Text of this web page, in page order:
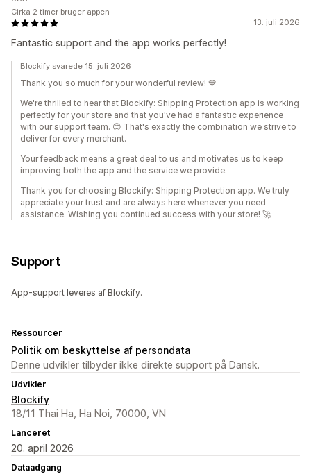
13. juli 2026
Fantastic support and the app works perfectly!
Cirka 2 timer bruger appen
Blockify svarede 15. juli 2026
Thank you so much for your wonderful review! 💙
We're thrilled to hear that Blockify: Shipping Protection app is working
perfectly for your store and that you've had a fantastic experience
with our support team. 😊 That's exactly the combination we strive to
deliver for every merchant.
Your feedback means a great deal to us and motivates us to keep
improving both the app and the service we provide.
Thank you for choosing Blockify: Shipping Protection app. We truly
appreciate your trust and are always here whenever you need
assistance. Wishing you continued success with your store! 🚀
Support
App-support leveres af Blockify.
Ressourcer
Politik om beskyttelse af persondata
Denne udvikler tilbyder ikke direkte support på Dansk.
Udvikler
Blockify
18/11 Thai Ha, Ha Noi, 70000, VN
Lanceret
20. april 2026
Dataadgang